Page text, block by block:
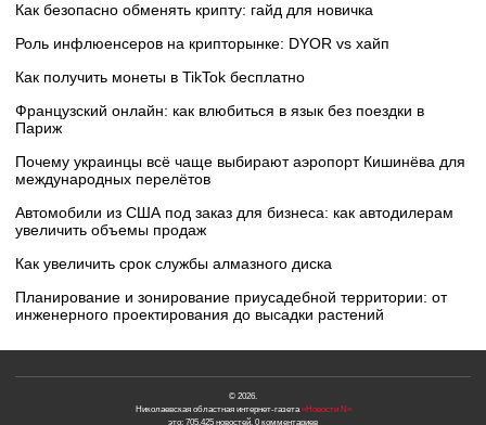
Как безопасно обменять крипту: гайд для новичка
Роль инфлюенсеров на крипторынке: DYOR vs хайп
Как получить монеты в TikTok бесплатно
Французский онлайн: как влюбиться в язык без поездки в
Париж
Почему украинцы всё чаще выбирают аэропорт Кишинёва для
международных перелётов
Автомобили из США под заказ для бизнеса: как автодилерам
увеличить объемы продаж
Как увеличить срок службы алмазного диска
Планирование и зонирование приусадебной территории: от
инженерного проектирования до высадки растений
© 2026.
Николаевская областная интернет-газета«Новости N»
это: 705,425 новостей, 0 комментариев